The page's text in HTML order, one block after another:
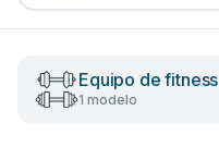
Equipo de fitness
1 modelo